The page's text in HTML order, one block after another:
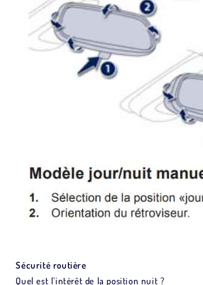
Sécurité routière
Quel est l’intérêt de la position nuit ?